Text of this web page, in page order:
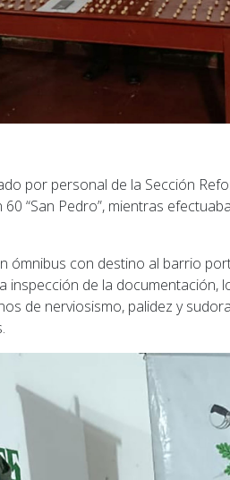
por personal de la Sección
“San Pedro”, mientras
ómnibus con destino al barrio
inspección de la documentación,
de nerviosismo, palidez y